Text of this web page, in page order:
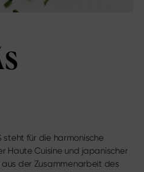
steht für die harmonische
Haute Cuisine und japanischer
der Zusammenarbeit des